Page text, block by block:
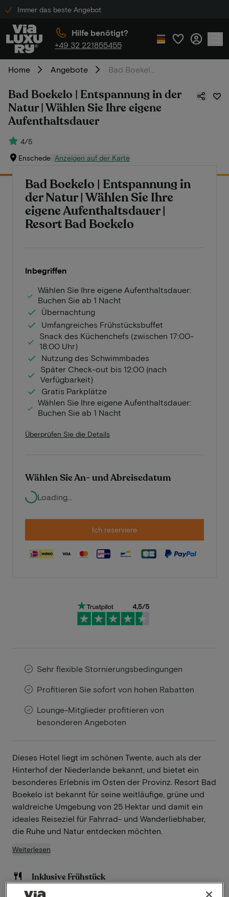
Immer das beste Angebot
Hilfe benötigt?
+49 32 221855455
Home Angebote
Bad Boekelo | Entspannung in der
Natur | Wählen Sie Ihre eigene
Aufenthaltsdauer
4/5
Enschede Anzeigen auf der Karte
Bad Boekelo | Entspannung in
der Natur | Wählen Sie Ihre
eigene Aufenthaltsdauer |
Resort Bad Boekelo
Inbegriffen
Wählen Sie Ihre eigene Aufenthaltsdauer:
Buchen Sie ab 1 Nacht
Übernachtung
Umfangreiches Frühstücksbuffet
Snack des Küchenchefs (zwischen 17:00-
18:00 Uhr)
Nutzung des Schwimmbades
Später Check-out bis 12:00 (nach
Verfügbarkeit)
Gratis Parkplätze
Wählen Sie Ihre eigene Aufenthaltsdauer:
Buchen Sie ab 1 Nacht
Überprüfen Sie die Details
Wählen Sie An- und Abreisedatum
Loading...
Ich reserviere
Sehr flexible Stornierungsbedingungen
Profitieren Sie sofort von hohen Rabatten
Lounge-Mitglieder profitieren von
besonderen Angeboten
Dieses Hotel liegt im schönen Twente, auch als der
Hinterhof der Niederlande bekannt, und bietet ein
besonderes Erlebnis im Osten der Provinz. Resort Bad
Boekelo ist bekannt für seine weitläufige, grüne und
waldreiche Umgebung von 25 Hektar und damit ein
ideales Reiseziel für Fahrrad- und Wanderliebhaber,
die Ruhe und Natur entdecken möchten.
Weiterlesen
Inklusive Frühstück
Schwimmbad vorhanden